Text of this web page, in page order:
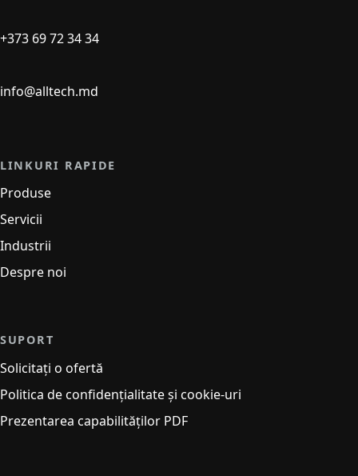
+373 69 72 34 34
info@alltech.md
LINKURI RAPIDE
Produse
Servicii
Industrii
Despre noi
SUPORT
Solicitați o ofertă
Politica de confidențialitate și cookie-uri
Prezentarea capabilităților PDF